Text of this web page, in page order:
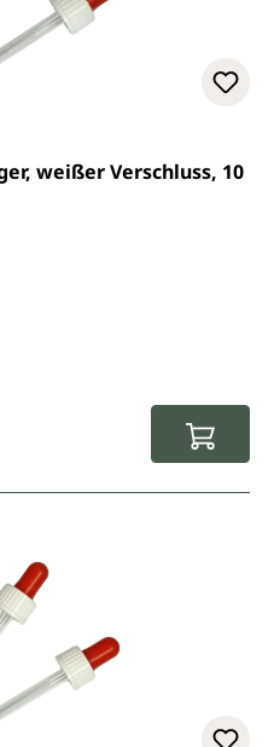
von 4.5 von 5 Sternen
weißer Verschluss, 10